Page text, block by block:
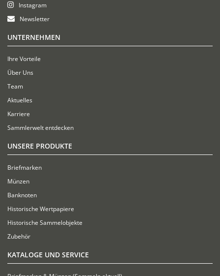
Instagram
Newsletter
UNTERNEHMEN
Ihre Vorteile
Über Uns
Team
Aktuelles
Karriere
Sammlerwelt entdecken
UNSERE PRODUKTE
Briefmarken
Münzen
Banknoten
Historische Wertpapiere
Historische Sammelobjekte
Zubehör
KATALOGE UND SERVICE